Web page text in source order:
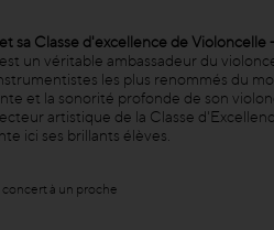
sa Classe d'excellence de
un véritable ambassadeur du
les plus renommés du
et la sonorité profonde de son
artistique de la Classe
ici ses brillants élèves.
à un proche